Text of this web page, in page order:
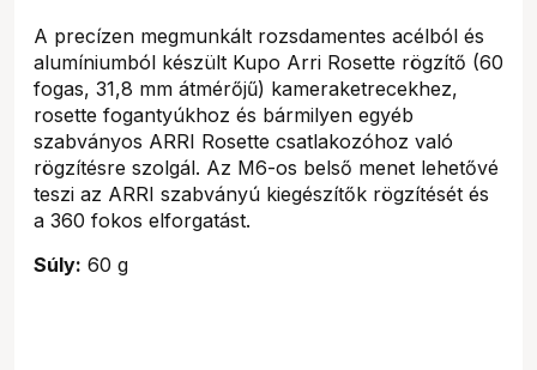
A precízen megmunkált rozsdamentes acélból és
alumíniumból készült Kupo Arri Rosette rögzítő (60
fogas, 31,8 mm átmérőjű) kameraketrecekhez,
rosette fogantyúkhoz és bármilyen egyéb
szabványos ARRI Rosette csatlakozóhoz való
rögzítésre szolgál. Az M6-os belső menet lehetővé
teszi az ARRI szabványú kiegészítők rögzítését és
a 360 fokos elforgatást.
Súly: 60 g